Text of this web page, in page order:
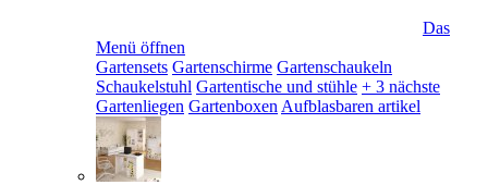
Das
Menü öffnen
Gartensets Gartenschirme Gartenschaukeln
Schaukelstuhl Gartentische und stühle + 3 nächste
Gartenliegen Gartenboxen Aufblasbaren artikel